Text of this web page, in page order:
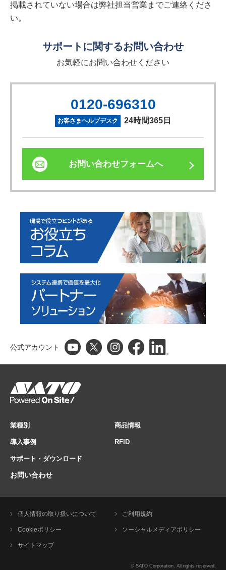
掲載されていない場合は弊社担当営業までご連絡くださ
い。
サポートに関するお問い合わせ
お気軽にお問い合わせください
0120-696310
お客さまヘルプデスク 24時間365日
お問い合わせフォームへ
公式アカウント
業種別 商品情報
導入事例 RFID
サポート・ダウンロード
お問い合わせ
個人情報の取り扱いについて ご利用規約
Cookieポリシー ソーシャルメディアポリシー
サイトマップ
© SATO Corporation. All rights reserved.